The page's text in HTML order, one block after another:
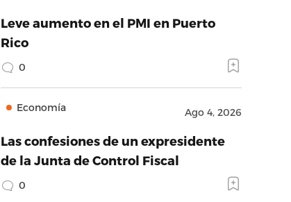
Leve aumento en el PMI en Puerto
Rico
0
Economía Ago 4, 2026
Las confesiones de un expresidente
de la Junta de Control Fiscal
0